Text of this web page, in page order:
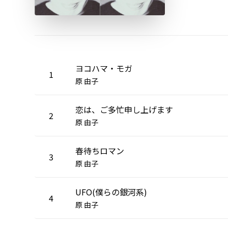
1 ヨコハマ・モガ
原 由子
2 恋は、ご多忙申し上げます
原 由子
3 春待ちロマン
原 由子
4 UFO(僕らの銀河系)
原 由子